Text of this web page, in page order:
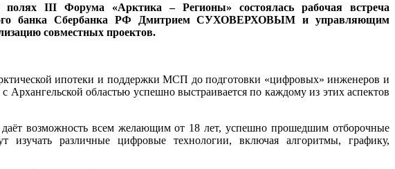
полях III Форума «Арктика – Регионы» состоялась рабочая встреча
банка Сбербанка РФ Дмитрием СУХОВЕРХОВЫМ и управляющим
совместных проектов.
ипотеки и поддержки МСП до подготовки «цифровых» инженеров и
областью успешно выстраивается по каждому из этих аспектов
возможность всем желающим от 18 лет, успешно прошедшим отборочные
изучать различные цифровые технологии, включая алгоритмы, графику,